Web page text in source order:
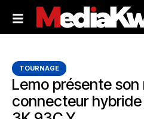
TOURNAGE
Lemo présente son
connecteur